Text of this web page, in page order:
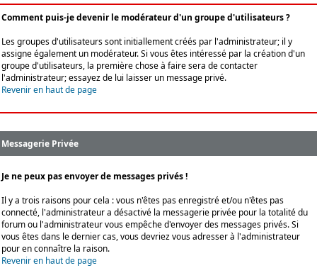
Comment puis-je devenir le modérateur d'un groupe d'utilisateurs ?
Les groupes d'utilisateurs sont initiallement créés par l'administrateur; il y
assigne également un modérateur. Si vous êtes intéressé par la création d'un
groupe d'utilisateurs, la première chose à faire sera de contacter
l'administrateur; essayez de lui laisser un message privé.
Revenir en haut de page
Messagerie Privée
Je ne peux pas envoyer de messages privés !
Il y a trois raisons pour cela : vous n'êtes pas enregistré et/ou n'êtes pas
connecté, l'administrateur a désactivé la messagerie privée pour la totalité du
forum ou l'administrateur vous empêche d'envoyer des messages privés. Si
vous êtes dans le dernier cas, vous devriez vous adresser à l'administrateur
pour en connaître la raison.
Revenir en haut de page